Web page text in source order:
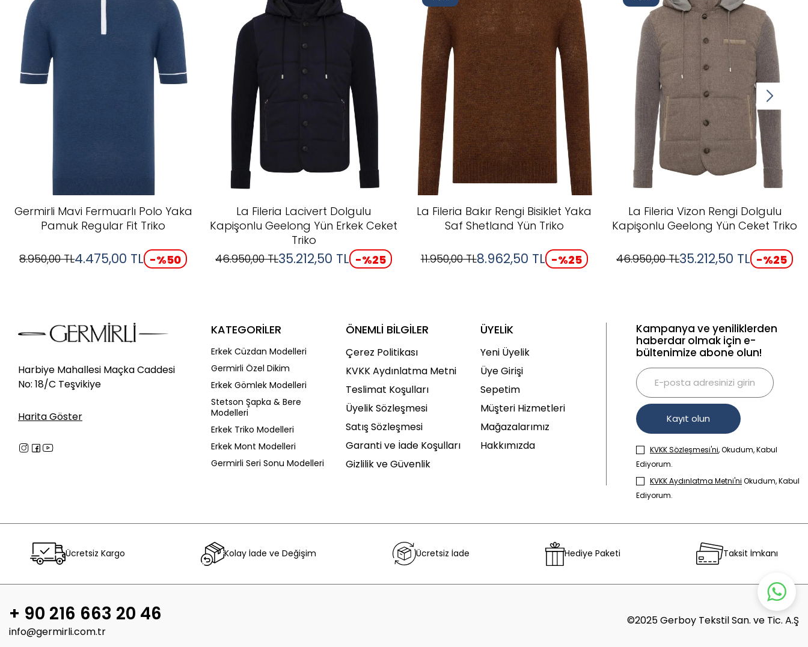
Germirli Mavi Fermuarlı Polo Yaka
Pamuk Regular Fit Triko
8.950,00TL4.475,00 TL -%50
La Fileria Lacivert Dolgulu
Kapişonlu Geelong Yün Erkek Ceket
Triko
46.950,00TL35.212,50 TL -%25
La Fileria Bakır Rengi Bisiklet Yaka
Saf Shetland Yün Triko
11.950,00TL8.962,50 TL -%25
La Fileria Vizon Rengi Dolgulu
Kapişonlu Geelong Yün Ceket Triko
46.950,00TL35.212,50 TL -%25
Harbiye Mahallesi Maçka Caddesi
No: 18/C Teşvikiye
Harita Göster
KATEGORİLER
Erkek Cüzdan Modelleri
Germirli Özel Dikim
Erkek Gömlek Modelleri
Stetson Şapka & Bere
Modelleri
Erkek Triko Modelleri
Erkek Mont Modelleri
Germirli Seri Sonu Modelleri
ÖNEMLİ BİLGİLER
Çerez Politikası
KVKK Aydınlatma Metni
Teslimat Koşulları
Üyelik Sözleşmesi
Satış Sözleşmesi
Garanti ve İade Koşulları
Gizlilik ve Güvenlik
ÜYELİK
Yeni Üyelik
Üye Girişi
Sepetim
Müşteri Hizmetleri
Mağazalarımız
Hakkımızda
Kampanya ve yeniliklerden
haberdar olmak için e-
bültenimize abone olun!
Kayıt olun
KVKK Sözleşmesi'ni, Okudum, Kabul
Ediyorum.
KVKK Aydınlatma Metni'ni Okudum, Kabul
Ediyorum.
Ücretsiz Kargo Kolay İade ve Değişim Ücretsiz İade Hediye Paketi Taksit İmkanı
+ 90 216 663 20 46
info@germirli.com.tr
©2025 Gerboy Tekstil San. ve Tic. A.Ş